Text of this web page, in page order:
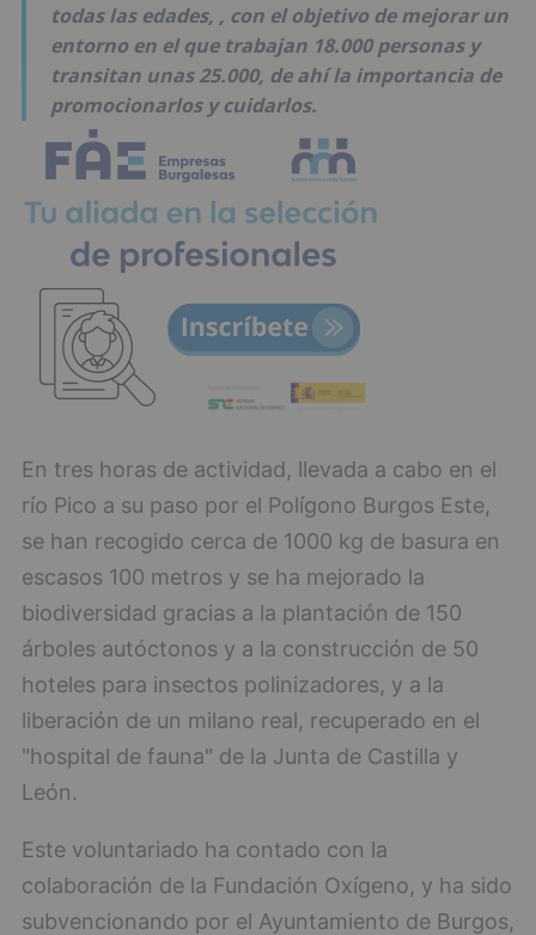
todas las edades, , con el objetivo de mejorar un
entorno en el que trabajan 18.000 personas y
transitan unas 25.000, de ahí la importancia de
promocionarlos y cuidarlos.
En tres horas de actividad, llevada a cabo en el
río Pico a su paso por el Polígono Burgos Este,
se han recogido cerca de 1000 kg de basura en
escasos 100 metros y se ha mejorado la
biodiversidad gracias a la plantación de 150
árboles autóctonos y a la construcción de 50
hoteles para insectos polinizadores, y a la
liberación de un milano real, recuperado en el
"hospital de fauna" de la Junta de Castilla y
León.
Este voluntariado ha contado con la
colaboración de la Fundación Oxígeno, y ha sido
subvencionando por el Ayuntamiento de Burgos,